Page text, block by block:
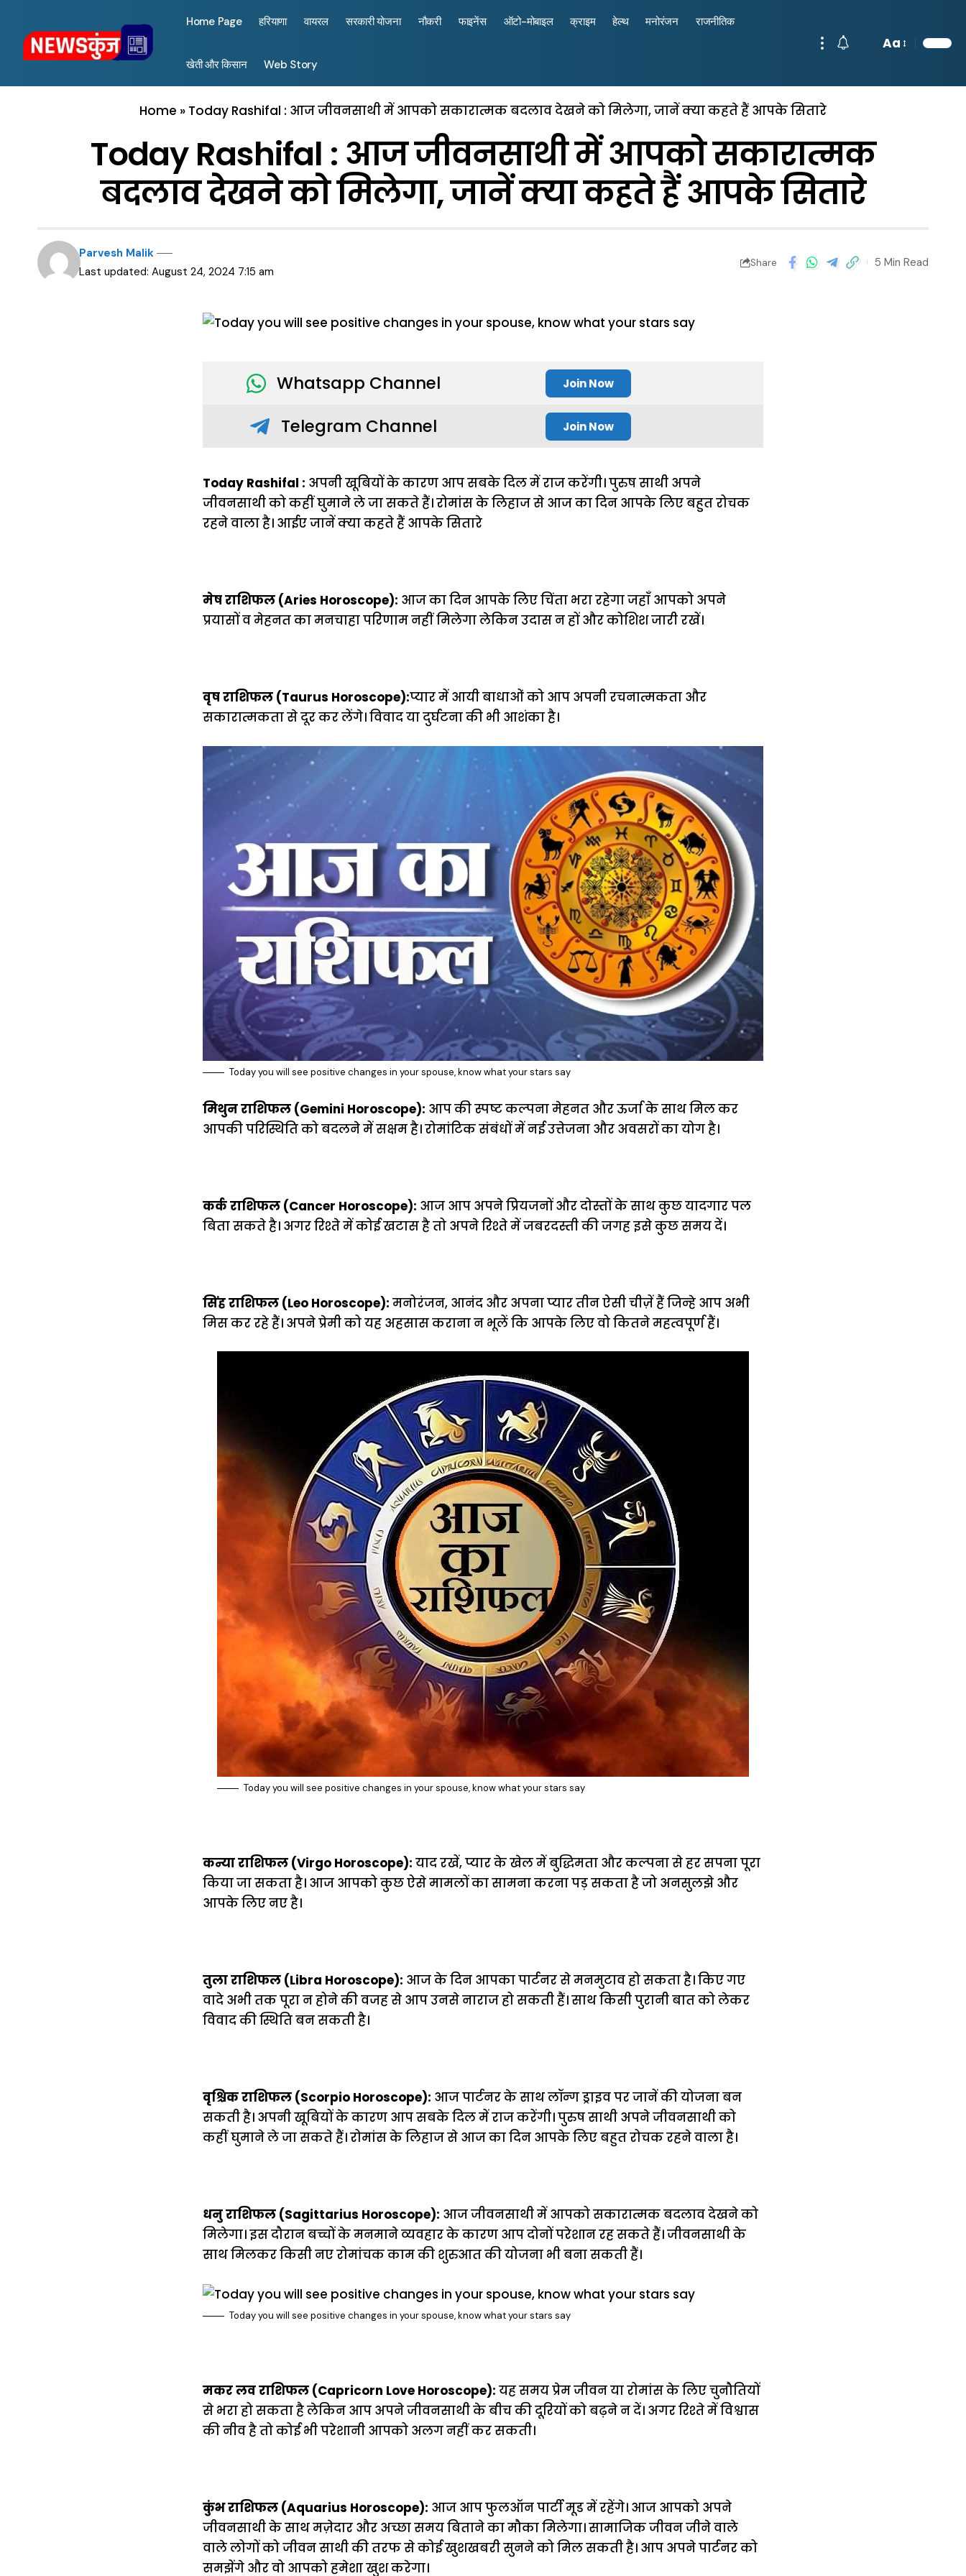
Home Page हरियाणा वायरल सरकारी योजना नौकरी फाइनेंस ऑटो-मोबाइल क्राइम हेल्थ मनोरंजन राजनीतिक
खेती और किसान Web Story
Aa
Home » Today Rashifal : आज जीवनसाथी में आपको सकारात्मक बदलाव देखने को मिलेगा, जानें क्या कहते हैं आपके सितारे
Today Rashifal : आज जीवनसाथी में आपको सकारात्मक
बदलाव देखने को मिलेगा, जानें क्या कहते हैं आपके सितारे
Last updated: August 24, 2024 7:15 am
Parvesh Malik
Share 5 Min Read
Whatsapp Channel Join Now
Telegram Channel Join Now
Today Rashifal : अपनी खूबियों के कारण आप सबके दिल में राज करेंगी। पुरुष साथी अपने
जीवनसाथी को कहीं घुमाने ले जा सकते हैं। रोमांस के लिहाज से आज का दिन आपके लिए बहुत रोचक
रहने वाला है। आईए जानें क्या कहते हैं आपके सितारे
मेष राशिफल (Aries Horoscope): आज का दिन आपके लिए चिंता भरा रहेगा जहाँ आपको अपने
प्रयासों व मेहनत का मनचाहा परिणाम नहीं मिलेगा लेकिन उदास न हों और कोशिश जारी रखें।
वृष राशिफल (Taurus Horoscope):प्यार में आयी बाधाओं को आप अपनी रचनात्मकता और
सकारात्मकता से दूर कर लेंगे। विवाद या दुर्घटना की भी आशंका है।
Today you will see positive changes in your spouse, know what your stars say
मिथुन राशिफल (Gemini Horoscope): आप की स्पष्ट कल्पना मेहनत और ऊर्जा के साथ मिल कर
आपकी परिस्थिति को बदलने में सक्षम है। रोमांटिक संबंधों में नई उत्तेजना और अवसरों का योग है।
कर्क राशिफल (Cancer Horoscope): आज आप अपने प्रियजनों और दोस्तों के साथ कुछ यादगार पल
बिता सकते है। अगर रिश्ते में कोई खटास है तो अपने रिश्ते में जबरदस्ती की जगह इसे कुछ समय दें।
सिंह राशिफल (Leo Horoscope): मनोरंजन, आनंद और अपना प्यार तीन ऐसी चीज़ें हैं जिन्हे आप अभी
मिस कर रहे हैं। अपने प्रेमी को यह अहसास कराना न भूलें कि आपके लिए वो कितने महत्वपूर्ण हैं।
Today you will see positive changes in your spouse, know what your stars say
कन्या राशिफल (Virgo Horoscope): याद रखें, प्यार के खेल में बुद्धिमता और कल्पना से हर सपना पूरा
किया जा सकता है। आज आपको कुछ ऐसे मामलों का सामना करना पड़ सकता है जो अनसुलझे और
आपके लिए नए है।
तुला राशिफल (Libra Horoscope): आज के दिन आपका पार्टनर से मनमुटाव हो सकता है। किए गए
वादे अभी तक पूरा न होने की वजह से आप उनसे नाराज हो सकती हैं। साथ किसी पुरानी बात को लेकर
विवाद की स्थिति बन सकती है।
वृश्चिक राशिफल (Scorpio Horoscope): आज पार्टनर के साथ लॉन्ग ड्राइव पर जानें की योजना बन
सकती है। अपनी खूबियों के कारण आप सबके दिल में राज करेंगी। पुरुष साथी अपने जीवनसाथी को
कहीं घुमाने ले जा सकते हैं। रोमांस के लिहाज से आज का दिन आपके लिए बहुत रोचक रहने वाला है।
धनु राशिफल (Sagittarius Horoscope): आज जीवनसाथी में आपको सकारात्मक बदलाव देखने को
मिलेगा। इस दौरान बच्चों के मनमाने व्यवहार के कारण आप दोनों परेशान रह सकते हैं। जीवनसाथी के
साथ मिलकर किसी नए रोमांचक काम की शुरुआत की योजना भी बना सकती हैं।
Today you will see positive changes in your spouse, know what your stars say
मकर लव राशिफल (Capricorn Love Horoscope): यह समय प्रेम जीवन या रोमांस के लिए चुनौतियों
से भरा हो सकता है लेकिन आप अपने जीवनसाथी के बीच की दूरियों को बढ़ने न दें। अगर रिश्ते में विश्वास
की नीव है तो कोई भी परेशानी आपको अलग नहीं कर सकती।
कुंभ राशिफल (Aquarius Horoscope): आज आप फुलऑन पार्टी मूड में रहेंगे। आज आपको अपने
जीवनसाथी के साथ मज़ेदार और अच्छा समय बिताने का मौका मिलेगा। सामाजिक जीवन जीने वाले
वाले लोगों को जीवन साथी की तरफ से कोई खुशखबरी सुनने को मिल सकती है। आप अपने पार्टनर को
समझेंगे और वो आपको हमेशा खुश करेगा।